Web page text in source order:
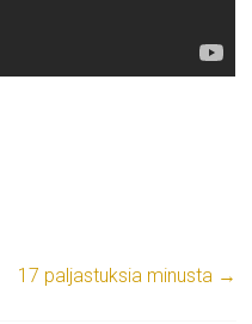
17 paljastuksia minusta →